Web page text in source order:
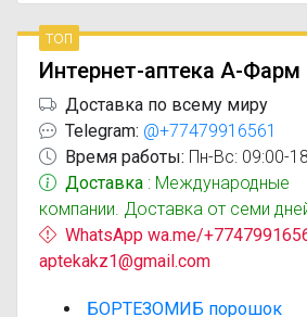
топ
Интернет-аптека А-Фарм
Доставка по всему миру
Telegram: @+77479916561
Время работы: Пн-Вс: 09:00-
Доставка : Международные
компании. Доставка от семи
WhatsApp wa.me/
aptekakz1@gmail.com
БОРТЕЗОМИБ порошок